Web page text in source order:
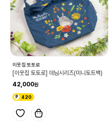
이웃집 토토로
[이웃집 토토로] 데님시리즈(미니토트백)
42,000
420